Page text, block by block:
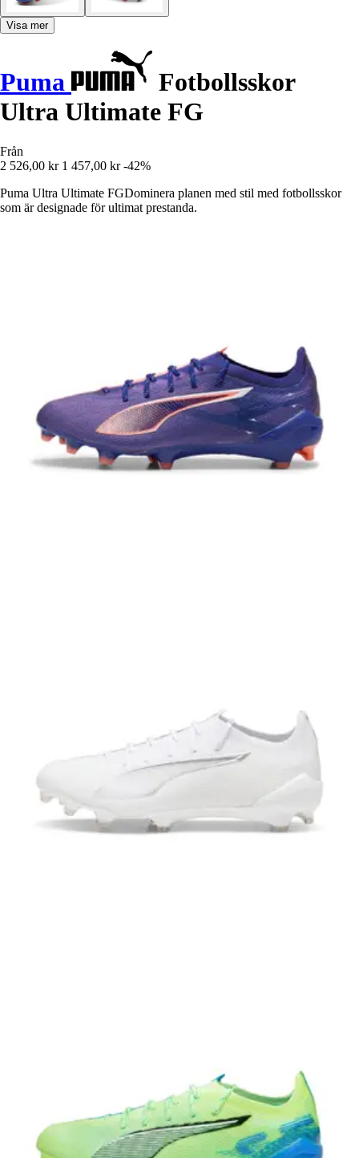
Visa mer
Puma
Fotbollsskor
Ultra Ultimate FG
Från
2 526,00 kr 1 457,00 kr -42%
Puma Ultra Ultimate FGDominera planen med stil med fotbollsskor
som är designade för ultimat prestanda.